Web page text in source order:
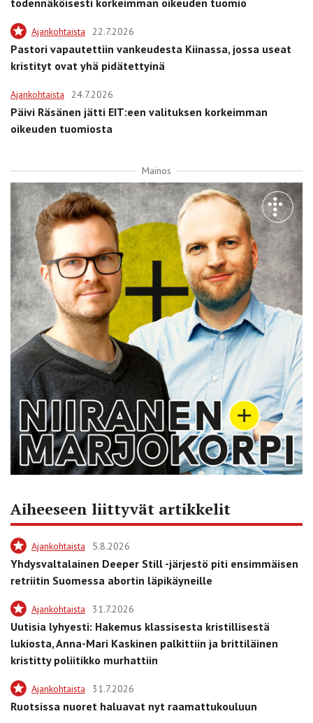
Ajankohtaista 22.7.2026
Pastori vapautettiin vankeudesta Kiinassa, jossa useat
kristityt ovat yhä pidätettyinä
Ajankohtaista 24.7.2026
Päivi Räsänen jätti EIT:een valituksen korkeimman
oikeuden tuomiosta
Mainos
Aiheeseen liittyvät artikkelit
Ajankohtaista 5.8.2026
Yhdysvaltalainen Deeper Still -järjestö piti ensimmäisen
retriitin Suomessa abortin läpikäyneille
Ajankohtaista 31.7.2026
Uutisia lyhyesti: Hakemus klassisesta kristillisestä
lukiosta, Anna-Mari Kaskinen palkittiin ja brittiläinen
kristitty poliitikko murhattiin
Ajankohtaista 31.7.2026
Ruotsissa nuoret haluavat nyt raamattukouluun